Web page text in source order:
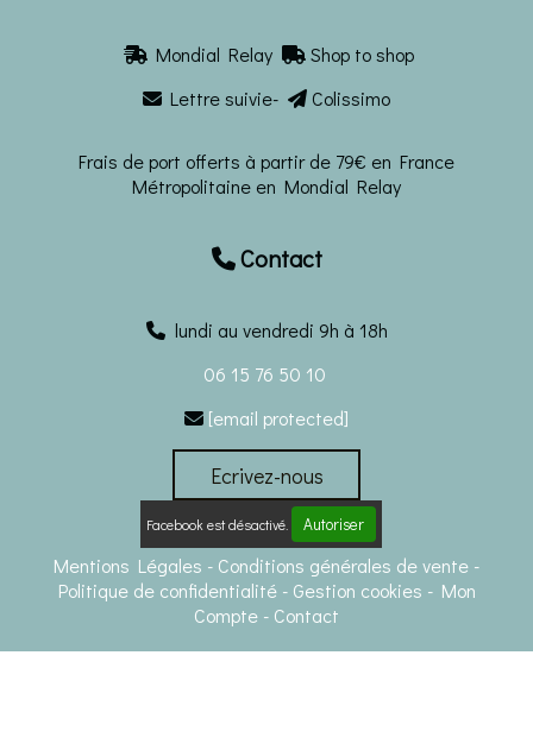
 Mondial Relay  Shop to shop
 Lettre suivie-  Colissimo
Frais de port offerts à partir de 79€ en France
Métropolitaine en Mondial Relay
Contact
lundi au vendredi 9h à 18h
06 15 76 50 10
 [email protected]
Ecrivez-nous
Facebook est désactivé. Autoriser
Mentions Légales
Conditions générales de vente
Politique de confidentialité
Gestion cookies
Mon
Compte
Contact